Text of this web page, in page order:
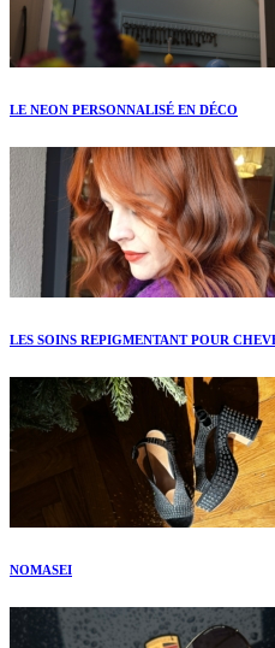
LE NEON PERSONNALISÉ EN DÉCO
LES SOINS REPIGMENTANT POUR
NOMASEI